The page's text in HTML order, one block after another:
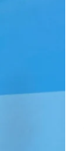
Андрію